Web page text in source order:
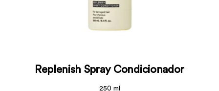
Replenish Spray Condicionador
250 ml